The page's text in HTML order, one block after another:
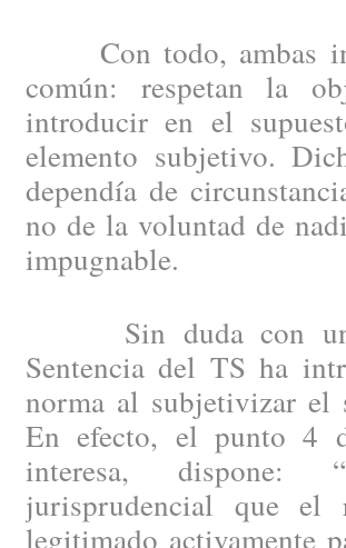
Con todo, ambas
común: respetan la
introducir en el
elemento subjetivo.
dependía de
no de la voluntad de
impugnable.
Sin duda con una
Sentencia del TS ha
norma al subjetivizar el
En efecto, el punto 4
interesa, dispone:
jurisprudencial que el
legitimado activamente